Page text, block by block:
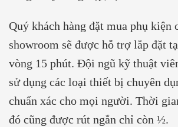
Quý khách hàng đặt mua phụ kiện
showroom sẽ được hỗ trợ lắp đặt
vòng 15 phút. Đội ngũ kỹ thuật
sử dụng các loại thiết bị chuyên
chuẩn xác cho mọi người. Thời
đó cũng được rút ngắn chỉ còn ½.